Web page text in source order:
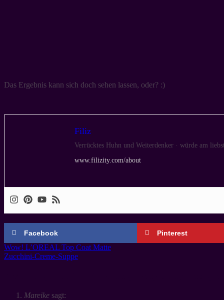
Das Ergebnis kann sich doch sehen lassen, oder? :)
Filiz
Verrücktes Huhn und Weiterdenker · würde am
www.filizity.com/about
Facebook Pinterest
Wow! L’OREAL Top Coat Matte
Zucchini-Creme-Suppe
Mareike sagt: